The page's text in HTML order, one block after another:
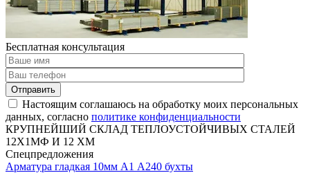
Бесплатная консультация
Отправить
Настоящим соглашаюсь на обработку моих персональных
данных, согласно политике конфиденциальности
КРУПНЕЙШИЙ СКЛАД ТЕПЛОУСТОЙЧИВЫХ СТАЛЕЙ
12Х1МФ И 12 ХМ
Спецпредложения
Арматура гладкая 10мм А1 А240 бухты